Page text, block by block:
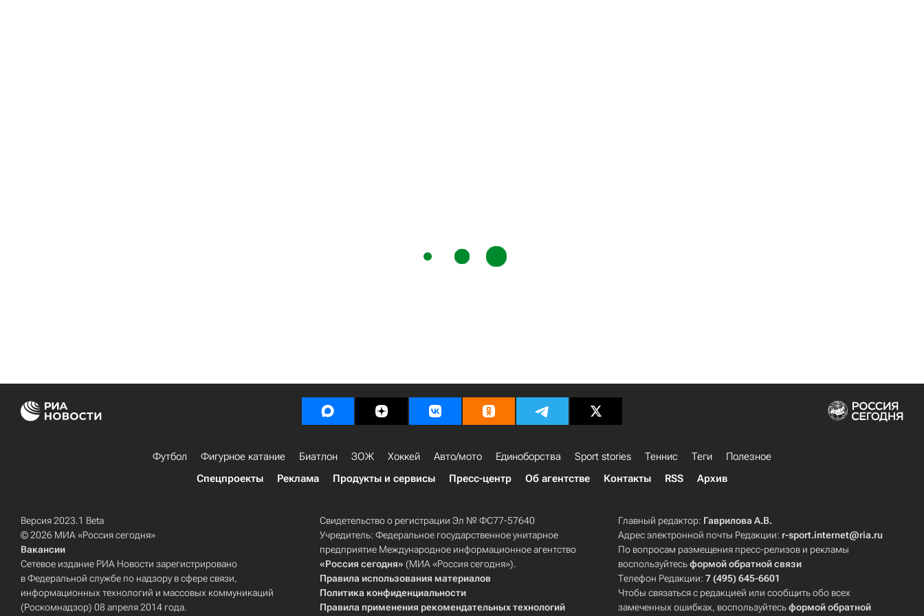
Футбол Фигурное катание Биатлон ЗОЖ Хоккей Авто/мото Единоборства Sport stories Теннис Теги
Полезное
Спецпроекты
Реклама Продукты и сервисы Пресс-центр Об агентстве Контакты RSS Архив
Версия 2023.1 Beta
© 2026 МИА «Россия сегодня»
Вакансии
Сетевое издание РИА Новости зарегистрировано
в Федеральной службе по надзору в сфере связи,
информационных технологий и массовых коммуникаций
(Роскомнадзор) 08 апреля 2014 года.
Свидетельство о регистрации Эл № ФС77-57640
Учредитель: Федеральное государственное унитарное
предприятие Международное информационное агентство
«Россия сегодня» (МИА «Россия сегодня»).
Правила использования материалов
Политика конфиденциальности
Правила применения рекомендательных технологий
Главный редактор: Гаврилова А.В.
Адрес электронной почты Редакции: r-sport.internet@ria.ru
По вопросам размещения пресс-релизов и рекламы
воспользуйтесьформой обратной связи
Телефон Редакции:7 (495) 645-6601
Чтобы связаться с редакцией или сообщить обо всех
замеченных ошибках, воспользуйтесьформой обратной